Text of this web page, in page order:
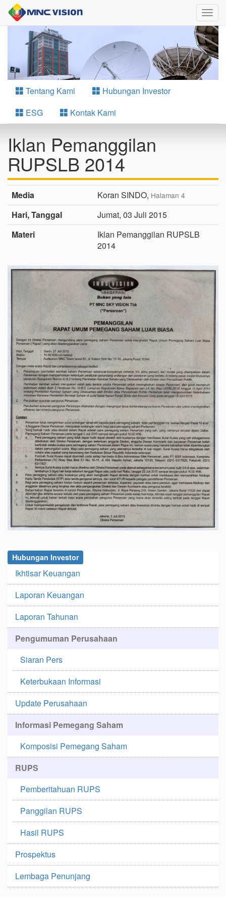
Tentang Kami
Hubungan Investor
ESG
Kontak Kami
Iklan Pemanggilan
RUPSLB 2014
Media Koran SINDO, Halaman 4
Hari, Tanggal
Jumat, 03 Juli 2015
Materi
Iklan Pemanggilan RUPSLB
2014
Hubungan Investor
Ikhtisar Keuangan
Laporan Keuangan
Laporan Tahunan
Pengumuman Perusahaan
Siaran Pers
Keterbukaan Informasi
Update Perusahaan
Informasi Pemegang Saham
Komposisi Pemegang Saham
RUPS
Pemberitahuan RUPS
Panggilan RUPS
Hasil RUPS
Prospektus
Lembaga Penunjang